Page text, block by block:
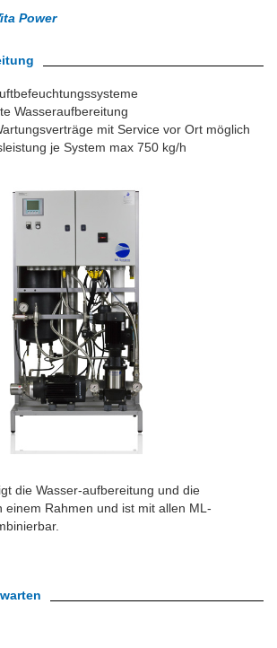
Power
Wasseraufbereitung
mit Service vor Ort möglich
je System max 750 kg/h
die Wasser-aufbereitung und die
einem Rahmen und ist mit allen ML-